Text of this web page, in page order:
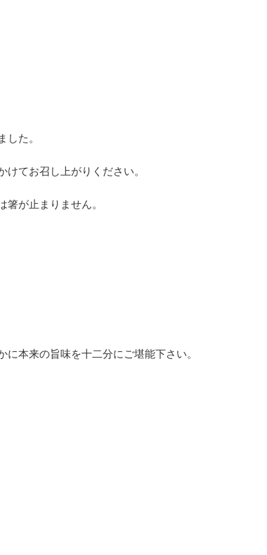
た。
てお召し上がりください。
が止まりません。
本来の旨味を十二分にご堪能下さい。